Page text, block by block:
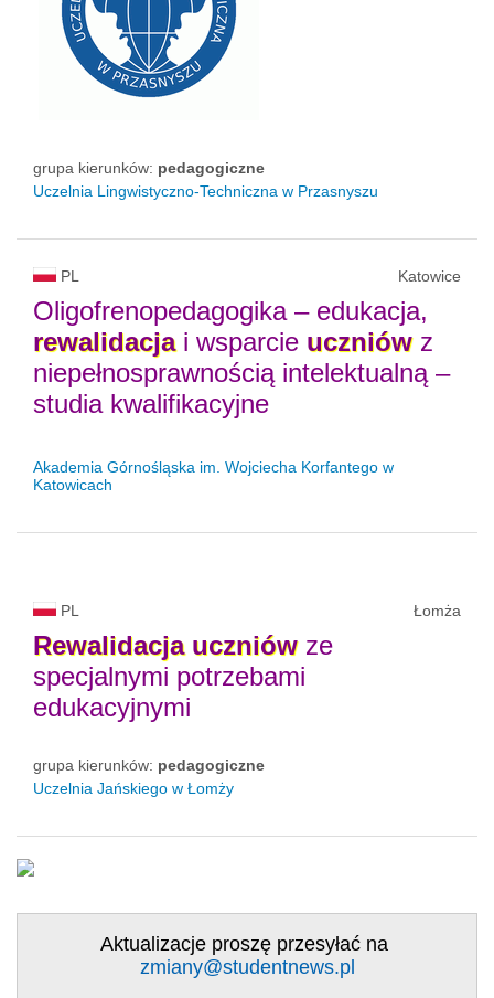
grupa kierunków: pedagogiczne
Uczelnia Lingwistyczno-Techniczna w Przasnyszu
PL Katowice
Oligofrenopedagogika – edukacja,
rewalidacjai wsparcie uczniówz
niepełnosprawnością intelektualną –
studia kwalifikacyjne
Akademia Górnośląska im. Wojciecha Korfantego w
Katowicach
PL Łomża
Rewalidacja uczniówze
specjalnymi potrzebami
edukacyjnymi
grupa kierunków: pedagogiczne
Uczelnia Jańskiego w Łomży
Aktualizacje proszę przesyłać na
zmiany@studentnews.pl